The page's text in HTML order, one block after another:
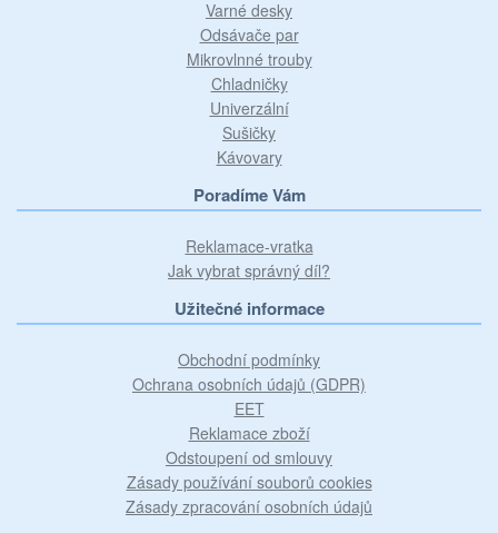
Varné desky
Odsávače par
Mikrovlnné trouby
Chladničky
Univerzální
Sušičky
Kávovary
Poradíme Vám
Reklamace-vratka
Jak vybrat správný díl?
Užitečné informace
Obchodní podmínky
Ochrana osobních údajů (GDPR)
EET
Reklamace zboží
Odstoupení od smlouvy
Zásady používání souborů cookies
Zásady zpracování osobních údajů